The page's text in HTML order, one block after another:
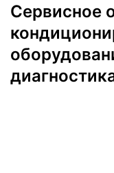
Сервисное